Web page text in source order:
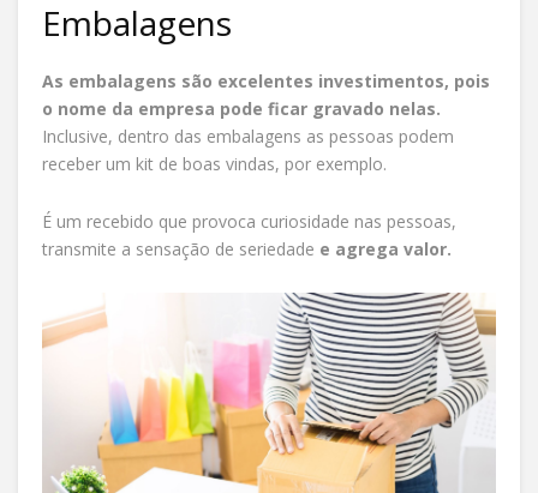
Embalagens
As embalagens são excelentes investimentos, pois
o nome da empresa pode ficar gravado nelas.
Inclusive, dentro das embalagens as pessoas podem
receber um kit de boas vindas, por exemplo.
É um recebido que provoca curiosidade nas pessoas,
transmite a sensação de seriedade e agrega valor.